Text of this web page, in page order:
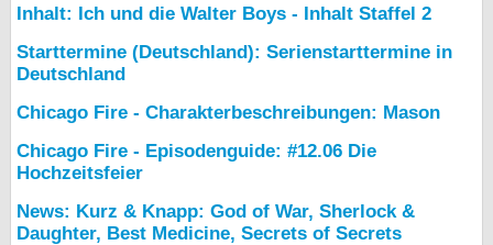
Inhalt: Ich und die Walter Boys - Inhalt Staffel 2
Starttermine (Deutschland): Serienstarttermine in
Deutschland
Chicago Fire - Charakterbeschreibungen: Mason
Chicago Fire - Episodenguide: #12.06 Die
Hochzeitsfeier
News: Kurz & Knapp: God of War, Sherlock &
Daughter, Best Medicine, Secrets of Secrets